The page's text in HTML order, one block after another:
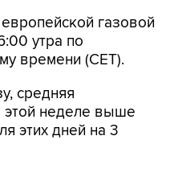
газовой
утра по
времени (CET).
средняя
этой неделе выше
этих дней на 3